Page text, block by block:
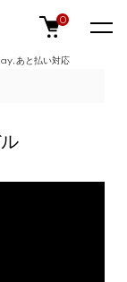
あと払い対応
0